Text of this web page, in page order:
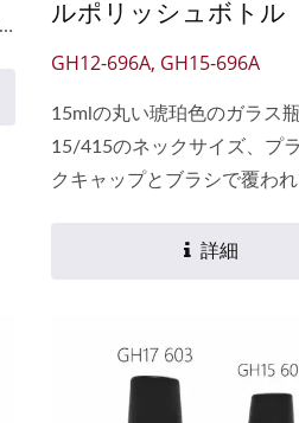
ルポリッシュボトル
GH12-696A, GH15-696A
15mlの丸い琥珀色のガラス
15/415のネックサイズ、プ
クキャップとブラシで覆わ
オイルの完璧なパッケージ
拠しており、環境汚染がな
イクル可能で、鉛とカドミ
有量は米国FDA基準を満た
詳細